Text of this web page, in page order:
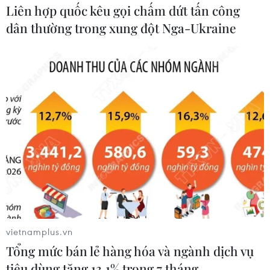
Boeing 737 MAX 7 được đưa vào khai
04/08/2026 02:48
Amazon lần đầu tiên đạt mức vốn
hóa 3.000 tỷ USD nhờ làn sóng lạc
quan mới về AI
03/08/2026 14:35
MB chuẩn bị trả cổ tức cho cổ đông
15%, nâng vốn điều lệ lên 100.000 tỷ
đồng
03/08/2026 13:47
Liên hợp quốc kêu gọi chấm dứt tấn công
dân thường trong xung đột Nga-Ukraine
vietnamplus.vn
Tổng mức bán lẻ hàng hóa và ngành dịch vụ